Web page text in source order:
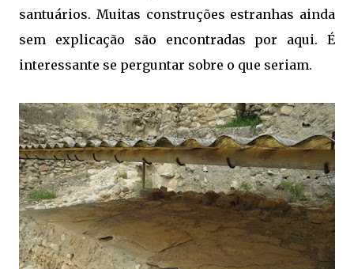
santuários. Muitas construções estranhas ainda
sem explicação são encontradas por aqui. É
interessante se perguntar sobre o que seriam.